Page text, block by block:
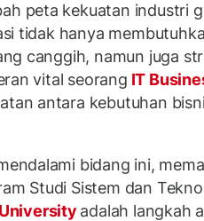
peta kekuatan industri
tidak hanya
canggih, namun juga
vital seorang IT
antara kebutuhan
bidang ini,
Studi Sistem dan
adalah langkah